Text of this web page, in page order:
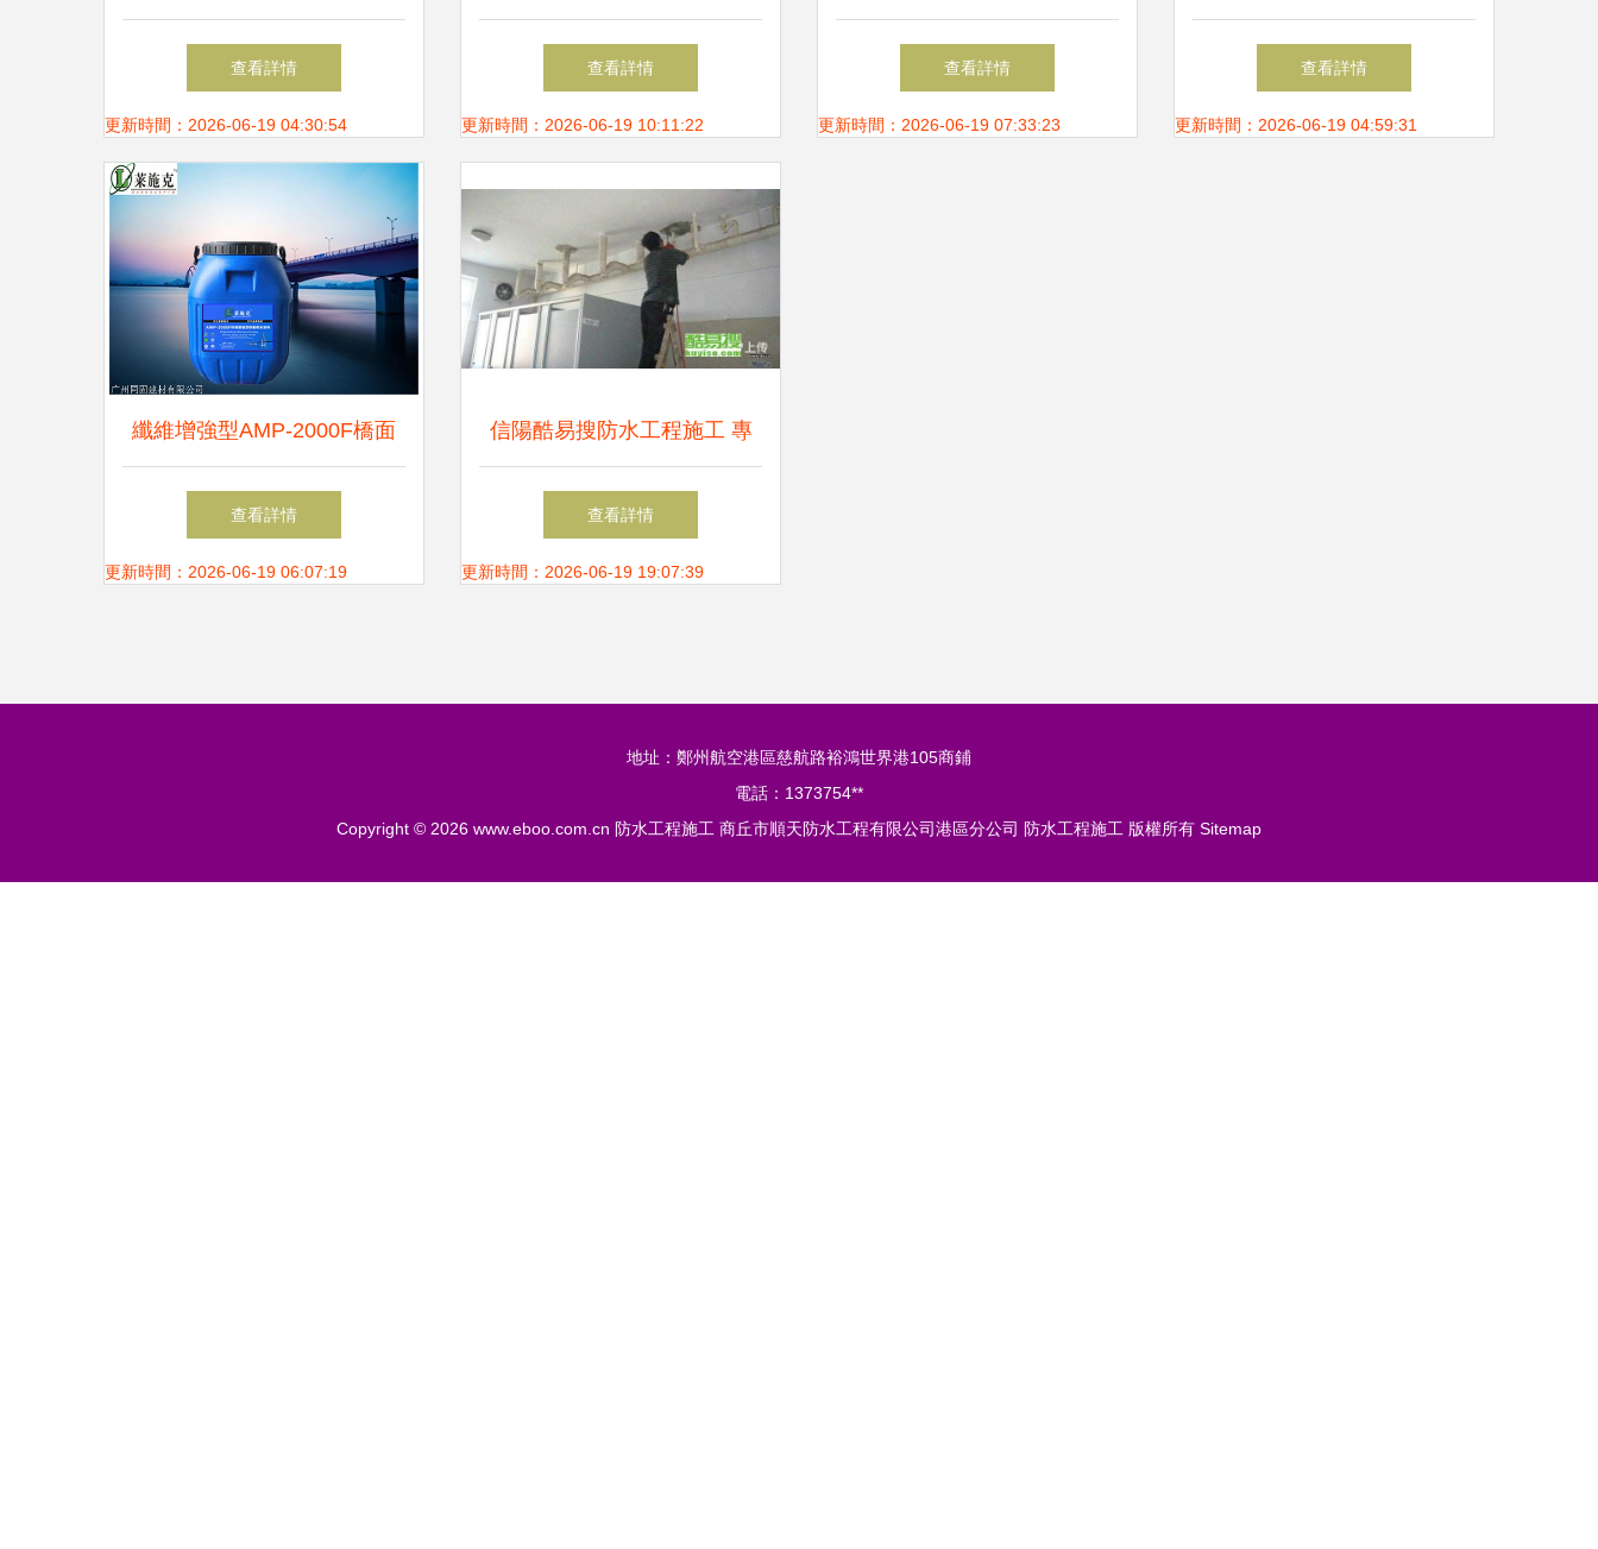
專業廠商與批發商的工程服務
解析
查看詳情
更新時間：2026-06-19 04:30:54
防水涂料的生產與應用
查看詳情
更新時間：2026-06-19 10:11:22
方案
查看詳情
更新時間：2026-06-19 07:33:23
防水工程服務與價格指南
查看詳情
更新時間：2026-06-19 04:59:31
纖維增強型AMP-2000F橋面
防水涂料價格走勢分析與防水
工程施工要點
查看詳情
更新時間：2026-06-19 06:07:19
信陽酷易搜防水工程施工 專
業方案與工藝詳解
查看詳情
更新時間：2026-06-19 19:07:39
地址：鄭州航空港區慈航路裕鴻世界港105商鋪
電話：1373754**
Copyright © 2026 www.eboo.com.cn 防水工程施工 商丘市順天防水工程有限公司港區分公司 防水工程施工 版權所有 Sitemap